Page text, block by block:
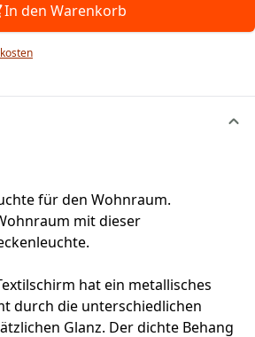
In den Warenkorb
für den Wohnraum.
mit dieser
hat ein metallisches
durch die unterschiedlichen
Glanz. Der dichte Behang